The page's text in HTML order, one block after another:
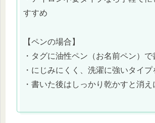
すすめ
【ペンの場合】
・タグに油性ペン（お名前ペン）で
・にじみにくく、洗濯に強いタイ
・書いた後はしっかり乾かすと消え